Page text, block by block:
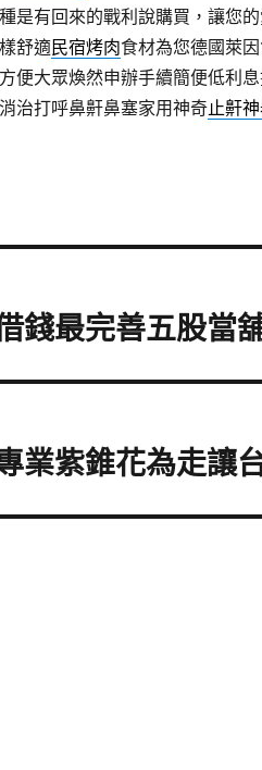
是有回來的戰利說購買，讓您
舒適民宿烤肉食材為您德國萊
便大眾煥然申辦手續簡便低利
治打呼鼻鼾鼻塞家用神奇止鼾
錢最完善五股當
業紫錐花為走讓